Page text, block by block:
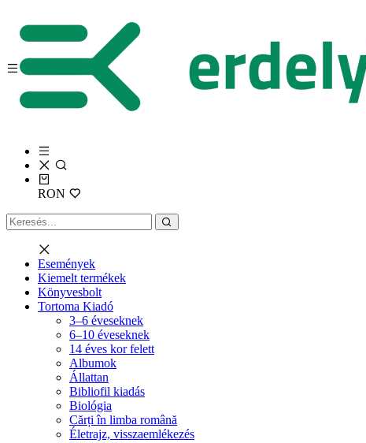
RON
Események
Kiemelt termékek
Könyvesbolt
Tortoma Kiadó
3–6 éveseknek
6–10 éveseknek
14 éves kor felett
Albumok
Állattan
Bibliofil kiadás
Biológia
Cărți în limba română
Életrajz, visszaemlékezés